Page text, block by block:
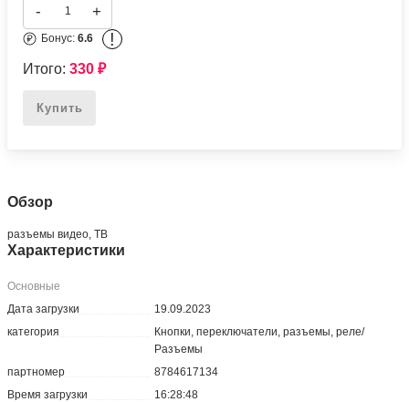
- +
Бонус:6.6 !
Итого:330₽
Купить
Обзор
разъемы видео, ТВ
Характеристики
Основные
Дата загрузки
19.09.2023
категория
Кнопки, переключатели, разъемы, реле/
Разъемы
партномер
8784617134
Время загрузки
16:28:48